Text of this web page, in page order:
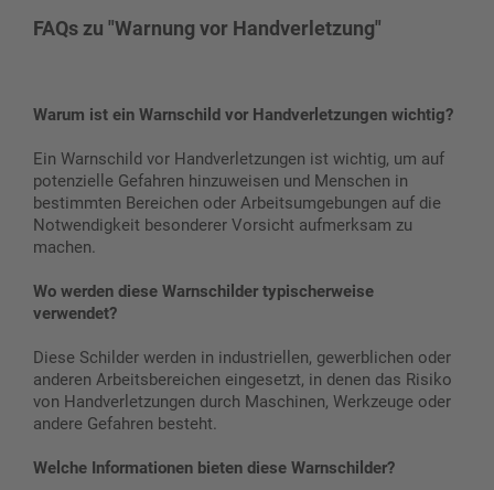
FAQs zu "Warnung vor Handverletzung"
Warum ist ein Warnschild vor Handverletzungen wichtig?
Ein Warnschild vor Handverletzungen ist wichtig, um auf
potenzielle Gefahren hinzuweisen und Menschen in
bestimmten Bereichen oder Arbeitsumgebungen auf die
Notwendigkeit besonderer Vorsicht aufmerksam zu
machen.
Wo werden diese Warnschilder typischerweise
verwendet?
Diese Schilder werden in industriellen, gewerblichen oder
anderen Arbeitsbereichen eingesetzt, in denen das Risiko
von Handverletzungen durch Maschinen, Werkzeuge oder
andere Gefahren besteht.
Welche Informationen bieten diese Warnschilder?